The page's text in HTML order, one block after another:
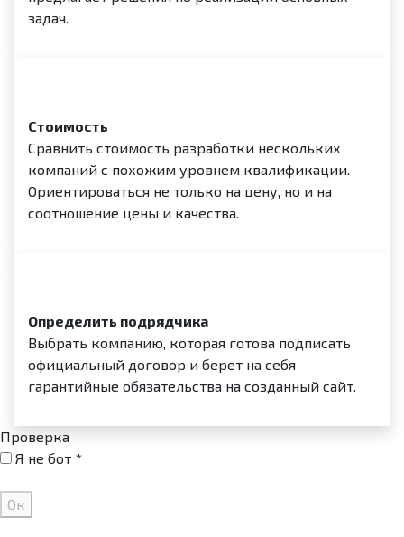
задач.
Стоимость
Сравнить стоимость разработки нескольких
компаний с похожим уровнем квалификации.
Ориентироваться не только на цену, но и на
соотношение цены и качества.
Определить подрядчика
Выбрать компанию, которая готова подписать
официальный договор и берет на себя
гарантийные обязательства на созданный сайт.
Проверка
Я не бот *
Ок